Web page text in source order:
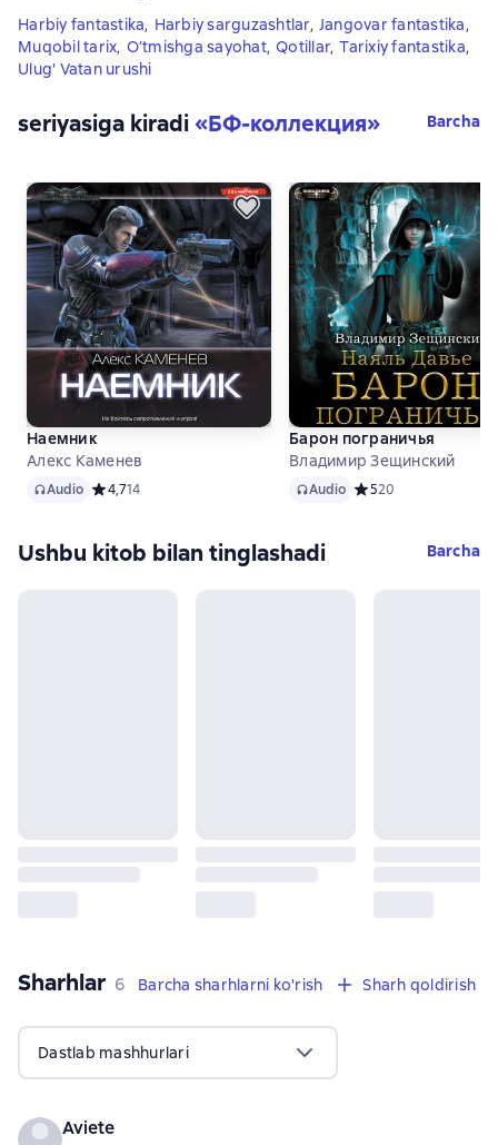
Harbiy fantastika, Harbiy sarguzashtlar, Jangovar fantastika,
Muqobil tarix, O‘tmishga sayohat, Qotillar, Tarixiy fantastika,
Ulug' Vatan urushi
seriyasiga kiradi«БФ-коллекция» Barcha
Наемник
Алекс Каменев
AudioAudio Средний рейтинг 4,7 на основе 14 оценок
4,714
Барон пограничья
Владимир Зещинский
AudioAudio Средний рейтинг 5
520
Ushbu kitob bilan tinglashadi Barcha
Sharhlar 6 sharhlar
6 Barcha sharhlarni ko'rish Sharh qoldirish
Dastlab mashhurlari
Aviete